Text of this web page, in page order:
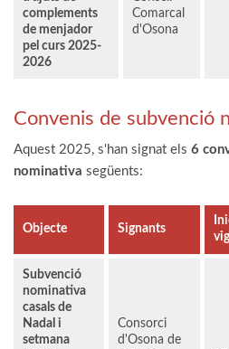
complements
de menjador
pel curs 2025-
2026
Comarcal
d'Osona
Convenis de subvenció
Aquest 2025, s'han signat els 6
nominativa següents:
Objecte Signants
Subvenció
nominativa
casals de
Nadal i
setmana
Consorci
d'Osona de